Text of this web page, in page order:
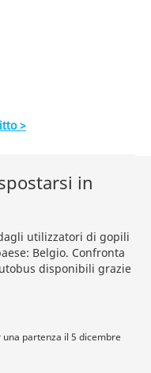
>
in
utilizzatori di gopili
Belgio. Confronta
disponibili grazie
una partenza il 5 dicembre